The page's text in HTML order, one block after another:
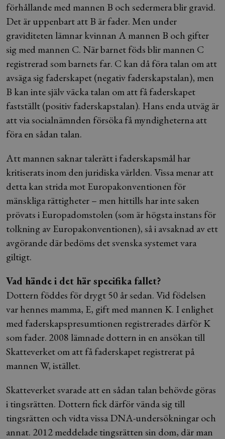
förhållande med mannen B och sedermera blir gravid.
Det är uppenbart att B är fader. Men under
graviditeten lämnar kvinnan A mannen B och gifter
sig med mannen C. När barnet föds blir mannen C
registrerad som barnets far. C kan då föra talan om att
avsäga sig faderskapet (negativ faderskapstalan), men
B kan inte själv väcka talan om att få faderskapet
fastställt (positiv faderskapstalan). Hans enda utväg är
att via socialnämnden försöka få myndigheterna att
föra en sådan talan.
Att mannen saknar talerätt i faderskapsmål har
kritiserats inom den juridiska världen. Vissa menar att
detta kan strida mot Europakonventionen för
mänskliga rättigheter – men hittills har inte saken
prövats i Europadomstolen (som är högsta instans för
tolkning av Europakonventionen), så i avsaknad av ett
avgörande där bedöms det svenska systemet vara
giltigt.
Vad hände i det här specifika fallet?
Dottern föddes för drygt 50 år sedan. Vid födelsen
var hennes mamma, E, gift med mannen K. I enlighet
med faderskapspresumtionen registrerades därför K
som fader. 2008 lämnade dottern in en ansökan till
Skatteverket om att få faderskapet registrerat på
mannen W, istället.
Skatteverket svarade att en sådan talan behövde göras
i tingsrätten. Dottern fick därför vända sig till
tingsrätten och vidta vissa DNA-undersökningar och
annat. 2012 meddelade tingsrätten sin dom, där man